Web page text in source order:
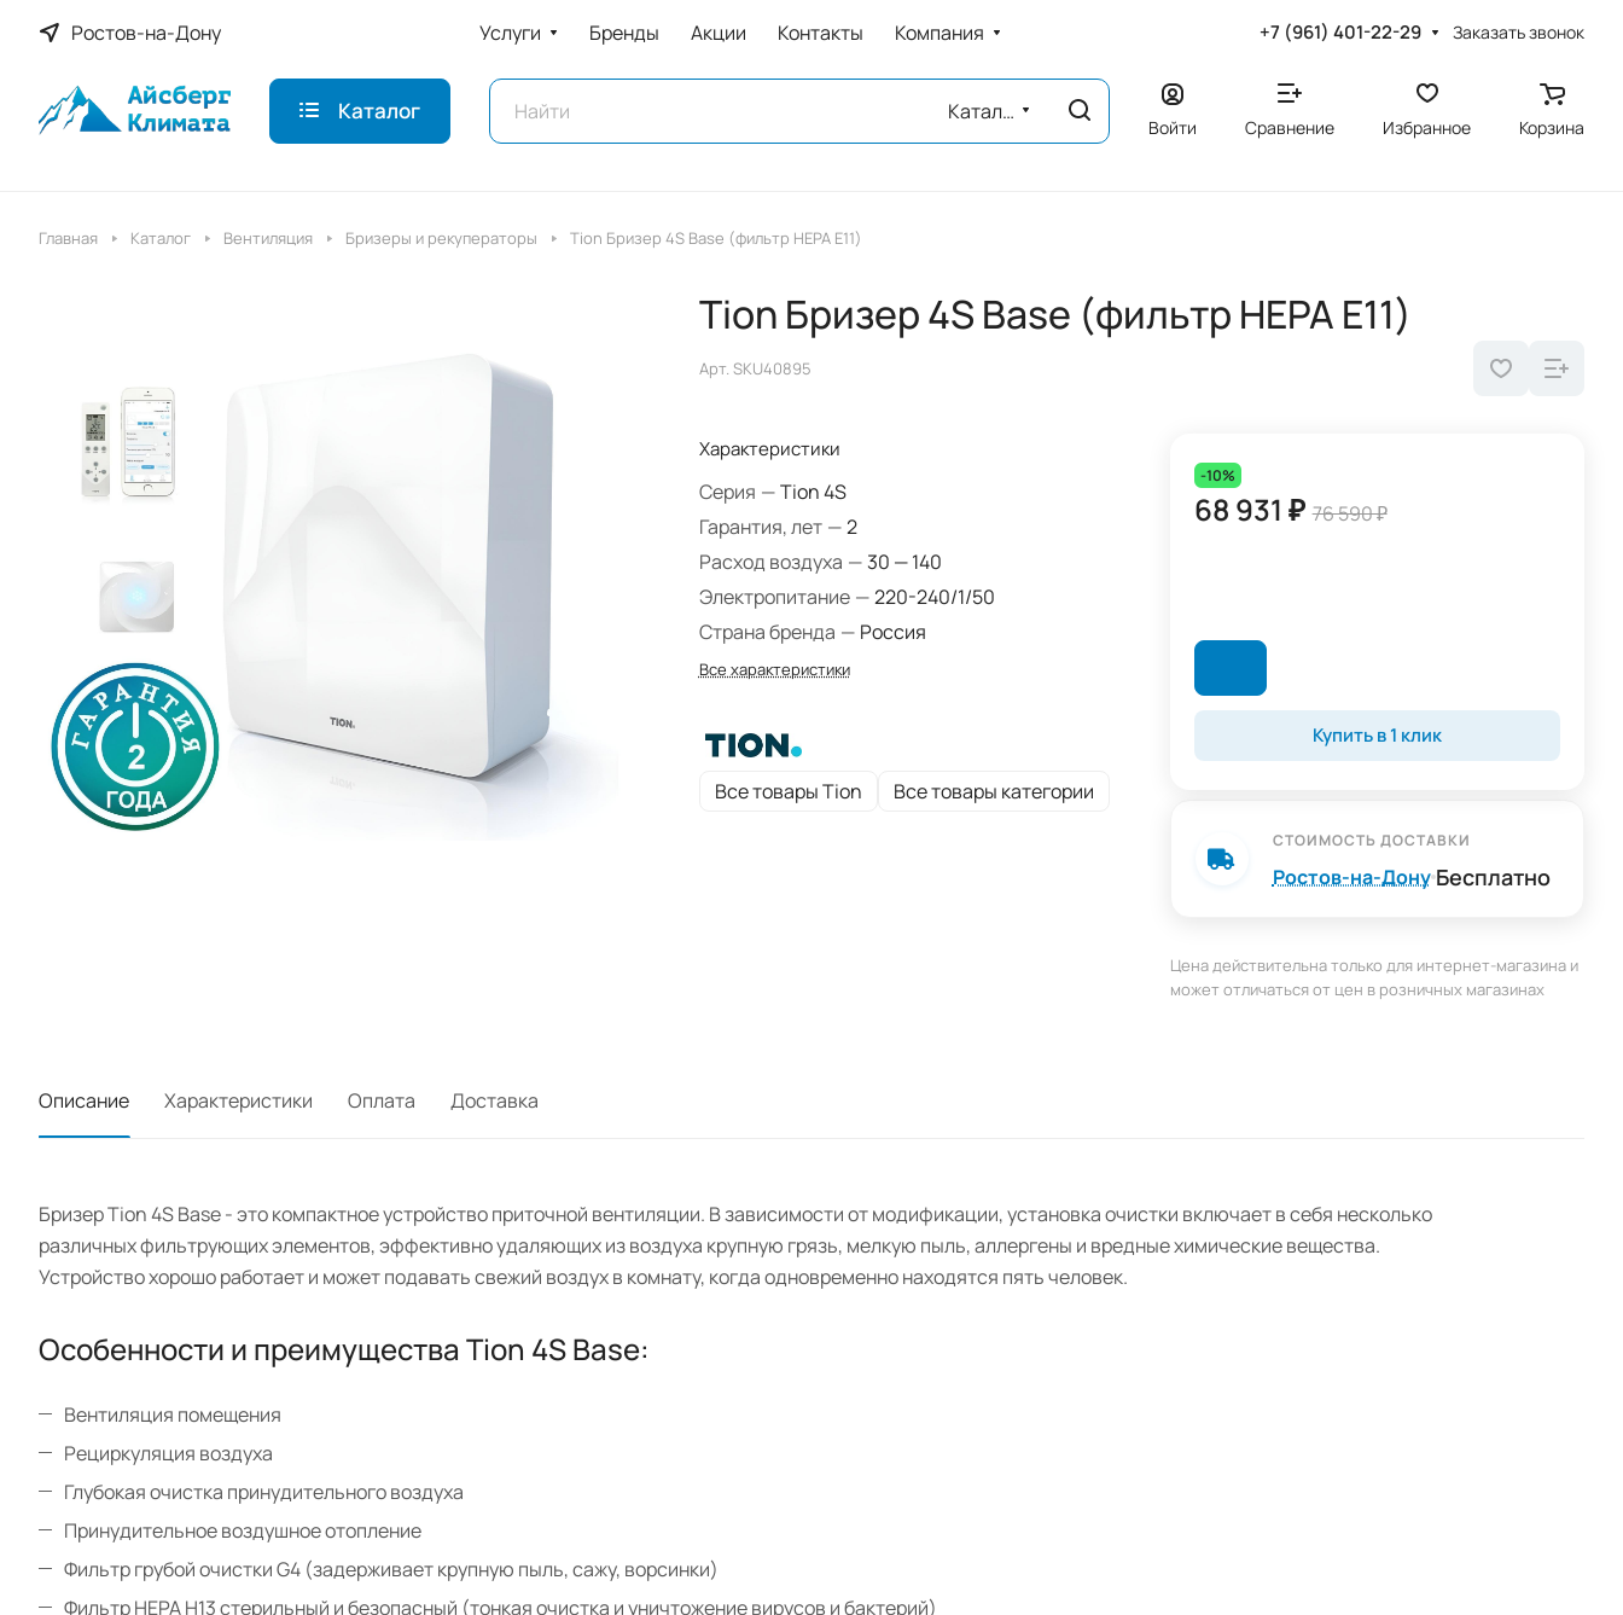
Ростов-на-Дону Услуги Бренды Акции Контакты Компания +7 (961) 401-22-29 Заказать звонок
Каталог Каталог
Войти Сравнение Избранное Корзина
Главная Каталог Вентиляция Бризеры и рекуператоры Tion Бризер 4S Base (фильтр HEPA Е11)
Tion Бризер 4S Base (фильтр HEPA Е11)
Арт. SKU40895
Характеристики
Серия —Tion 4S
Гарантия, лет —2
Расход воздуха — 30 — 140
Электропитание —220-240/1/50
Страна бренда — Россия
Все характеристики
Все товары Tion Все товары категории
-10%
68 931 ₽ 76 590 ₽
Купить в 1 клик
СТОИМОСТЬ ДОСТАВКИ
Ростов-на-ДонуБесплатно
Цена действительна только для интернет-магазина и
может отличаться от цен в розничных магазинах
Описание Характеристики Оплата Доставка
Бризер Tion 4S Base - это компактное устройство приточной вентиляции. В зависимости от модификации, установка очистки включает в себя несколько
различных фильтрующих элементов, эффективно удаляющих из воздуха крупную грязь, мелкую пыль, аллергены и вредные химические вещества.
Устройство хорошо работает и может подавать свежий воздух в комнату, когда одновременно находятся пять человек.
Особенности и преимущества Tion 4S Base:
Вентиляция помещения
Рециркуляция воздуха
Глубокая очистка принудительного воздуха
Принудительное воздушное отопление
Фильтр грубой очистки G4 (задерживает крупную пыль, сажу, ворсинки)
Фильтр HEPA H13 стерильный и безопасный (тонкая очистка и уничтожение вирусов и бактерий)